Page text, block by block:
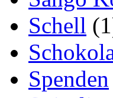
Schell
Spenden